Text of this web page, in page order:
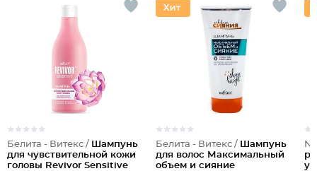
Белита - Витекс / Шампунь
для чувствительной кожи
головы Revivor Sensitive
Белита - Витекс / Шампунь
для волос Максимальный
объем и сияние